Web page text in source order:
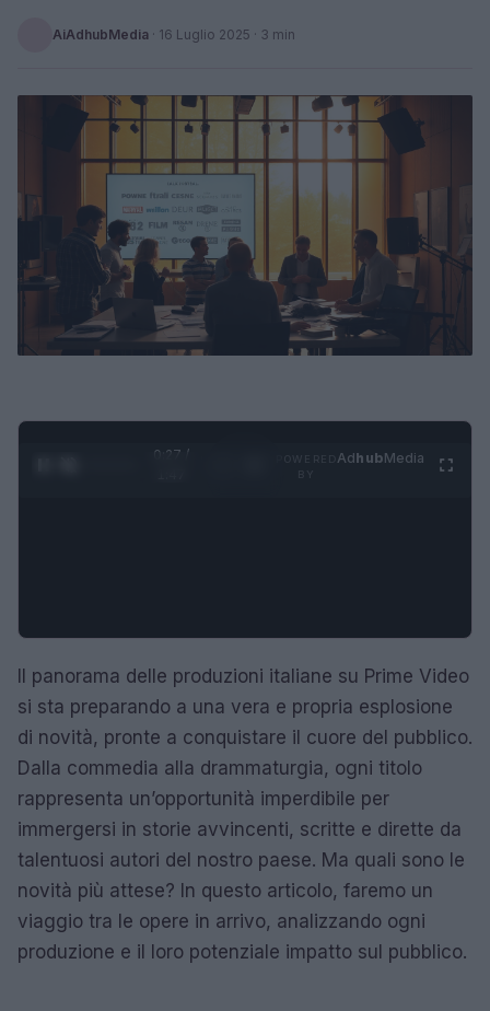
AiAdhubMedia · 16 Luglio 2025 · 3 min
0:28 /
AdhubMedia
Il panorama delle produzioni italiane su Prime Video
si sta preparando a una vera e propria esplosione
di novità, pronte a conquistare il cuore del pubblico.
Dalla commedia alla drammaturgia, ogni titolo
rappresenta un’opportunità imperdibile per
immergersi in storie avvincenti, scritte e dirette da
talentuosi autori del nostro paese. Ma quali sono le
novità più attese? In questo articolo, faremo un
viaggio tra le opere in arrivo, analizzando ogni
produzione e il loro potenziale impatto sul pubblico.